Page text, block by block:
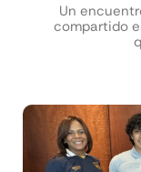
Un
compartido